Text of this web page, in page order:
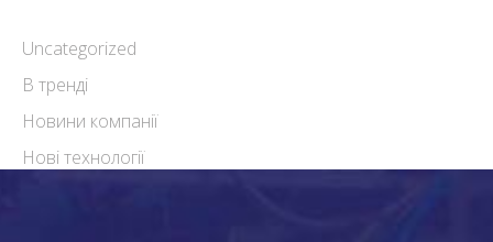
Uncategorized
В тренді
Новини компанії
Нові технології